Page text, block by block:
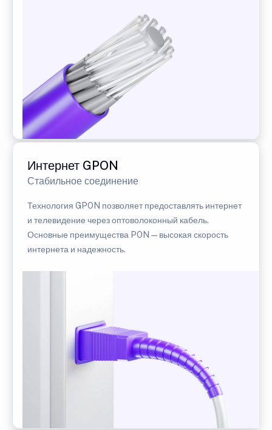
Интернет GPON
Стабильное соединение
Технология GPON позволяет предоставлять интернет
и телевидение через оптоволоконный кабель.
Основные преимущества PON — высокая скорость
интернета и надежность.